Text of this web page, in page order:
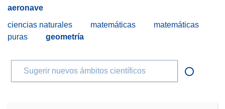
aeronave
ciencias naturales
matemáticas
matemáticas
puras
geometría
Sugerir nuevos ámbitos científicos